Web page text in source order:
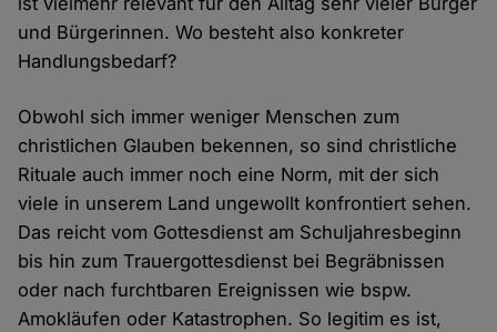
und Bürgerinnen. Wo besteht also konkreter
Handlungsbedarf?
Obwohl sich immer weniger Menschen zum
christlichen Glauben bekennen, so sind christliche
Rituale auch immer noch eine Norm, mit der sich
viele in unserem Land ungewollt konfrontiert sehen.
Das reicht vom Gottesdienst am Schuljahresbeginn
bis hin zum Trauergottesdienst bei Begräbnissen
oder nach furchtbaren Ereignissen wie bspw.
Amokläufen oder Katastrophen. So legitim es ist,